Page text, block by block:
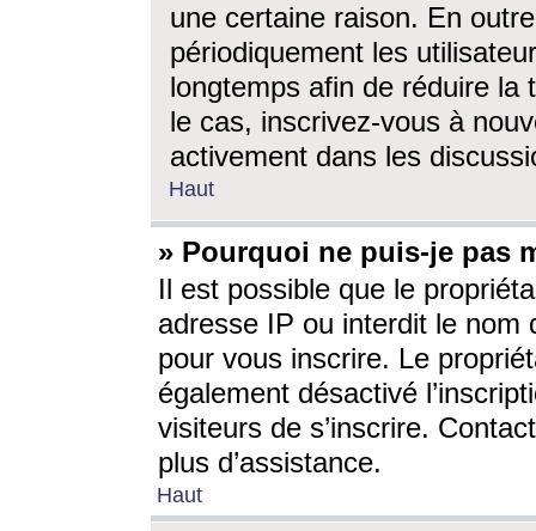
une certaine raison. En
périodiquement les
longtemps afin de réduire la
le cas, inscrivez-vous à
activement dans les
Haut
» Pourquoi ne puis-je pas
Il est possible que le
adresse IP ou interdit le nom
pour vous inscrire. Le
également désactivé
visiteurs de s’inscrire.
plus d’assistance.
Haut